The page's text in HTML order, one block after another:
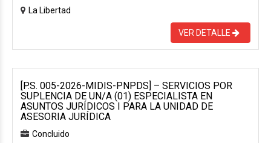
La Libertad
VER DETALLE
[P.S. 005-2026-MIDIS-PNPDS] – SERVICIOS POR
SUPLENCIA DE UN/A (01) ESPECIALISTA EN
ASUNTOS JURÍDICOS I PARA LA UNIDAD DE
ASESORIA JURÍDICA
Concluido